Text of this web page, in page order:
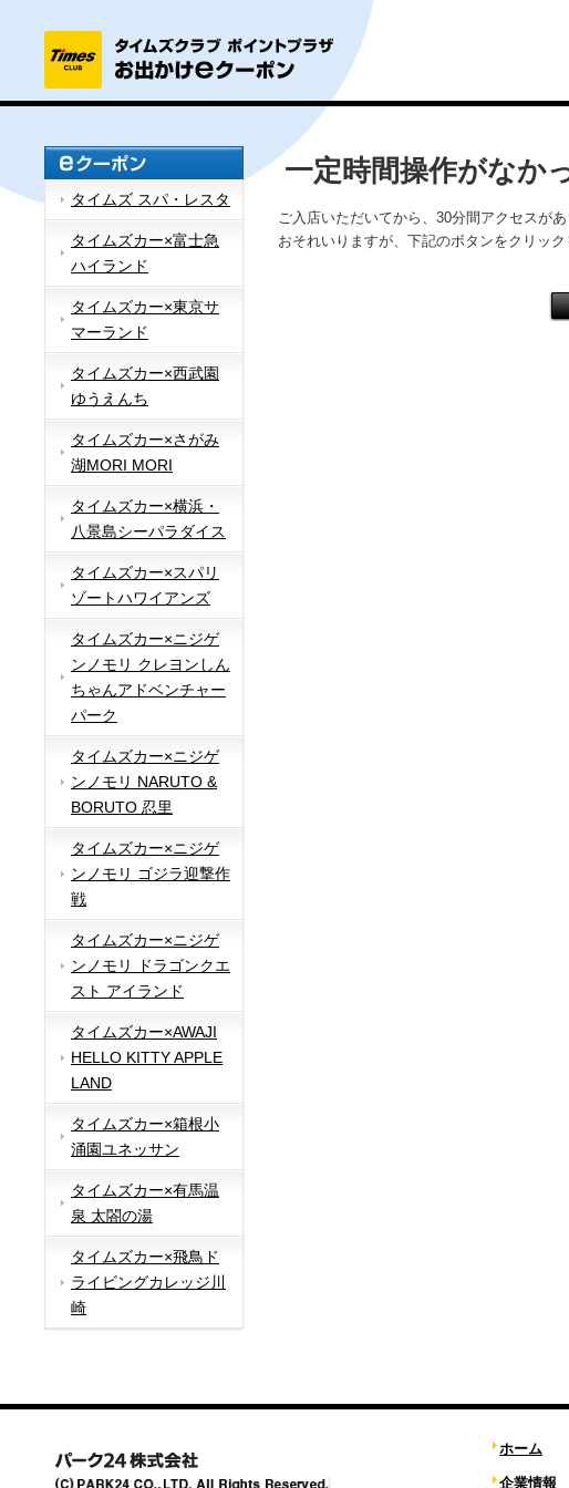
タイムズ スパ・レスタ
タイムズカー×富士急
ハイランド
タイムズカー×東京サ
マーランド
タイムズカー×西武園
ゆうえんち
タイムズカー×さがみ
湖MORI MORI
タイムズカー×横浜・
八景島シーパラダイス
タイムズカー×スパリ
ゾートハワイアンズ
タイムズカー×ニジゲ
ンノモリ クレヨンしん
ちゃんアドベンチャー
パーク
タイムズカー×ニジゲ
ンノモリ NARUTO &
BORUTO 忍里
タイムズカー×ニジゲ
ンノモリ ゴジラ迎撃作
戦
タイムズカー×ニジゲ
ンノモリ ドラゴンクエ
スト アイランド
タイムズカー×AWAJI
HELLO KITTY APPLE
LAND
タイムズカー×箱根小
涌園ユネッサン
タイムズカー×有馬温
泉 太閤の湯
タイムズカー×飛鳥ド
ライビングカレッジ川
崎
一定時間操作がなか
ご入店いただいてから、30分間アクセスが
おそれいりますが、下記のボタンをクリック
ホーム
企業情報